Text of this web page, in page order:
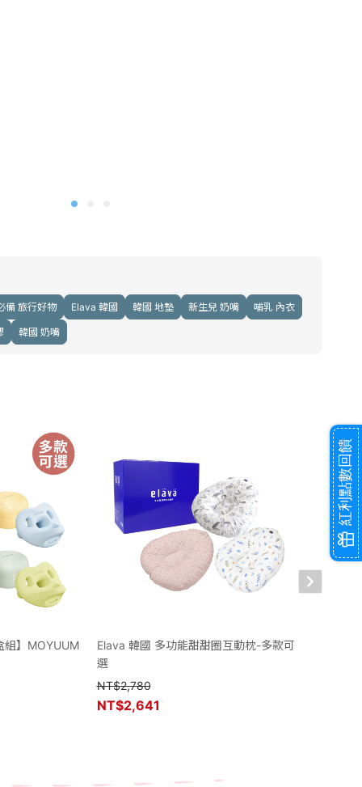
備 旅行好物 Elava 韓國 韓國 地墊 新生兒 奶嘴 哺乳 內衣
韓國 奶嘴
組】MOYUUM
Elava 韓國 多功能甜甜圈互動枕-多款可
選
NT$2,780
NT$2,641
紅利點數回饋